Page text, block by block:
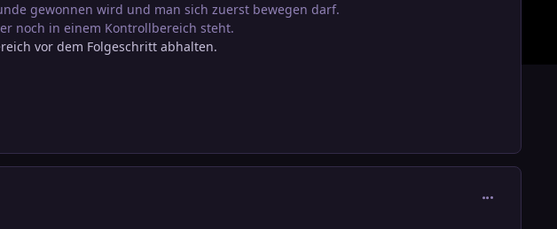
gewonnen wird und man sich zuerst bewegen darf.
noch in einem Kontrollbereich steht.
vor dem Folgeschritt abhalten.